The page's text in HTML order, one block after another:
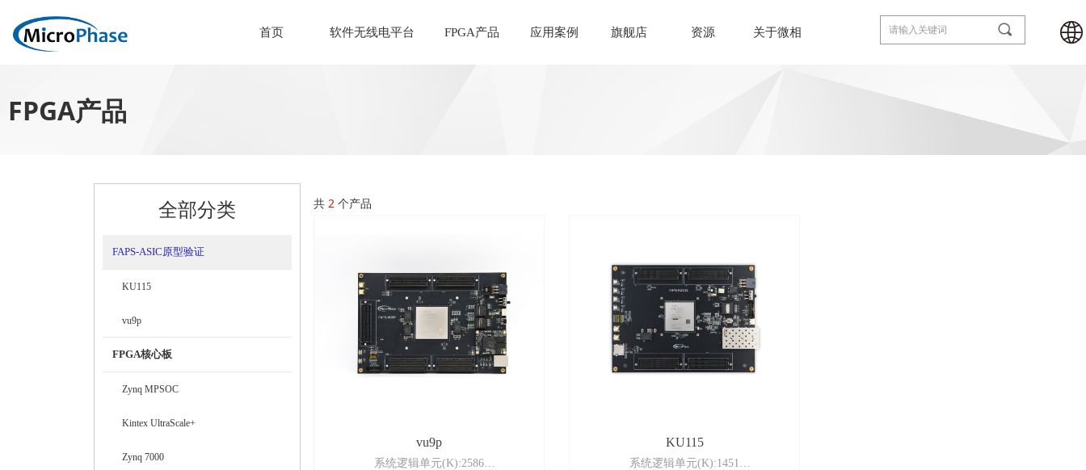
끠
首页 软件无线电平台 FPGA产品 应用案例 旗舰店 资源 关于微相
共 2 个产品
vu9p
系统逻辑单元(K):2586
KU115
系统逻辑单元(K):1451
FPGA产品
全部分类
FAPS-ASIC原型验证
KU115
vu9p
FPGA核心板
Zynq MPSOC
Kintex UltraScale+
Zynq 7000